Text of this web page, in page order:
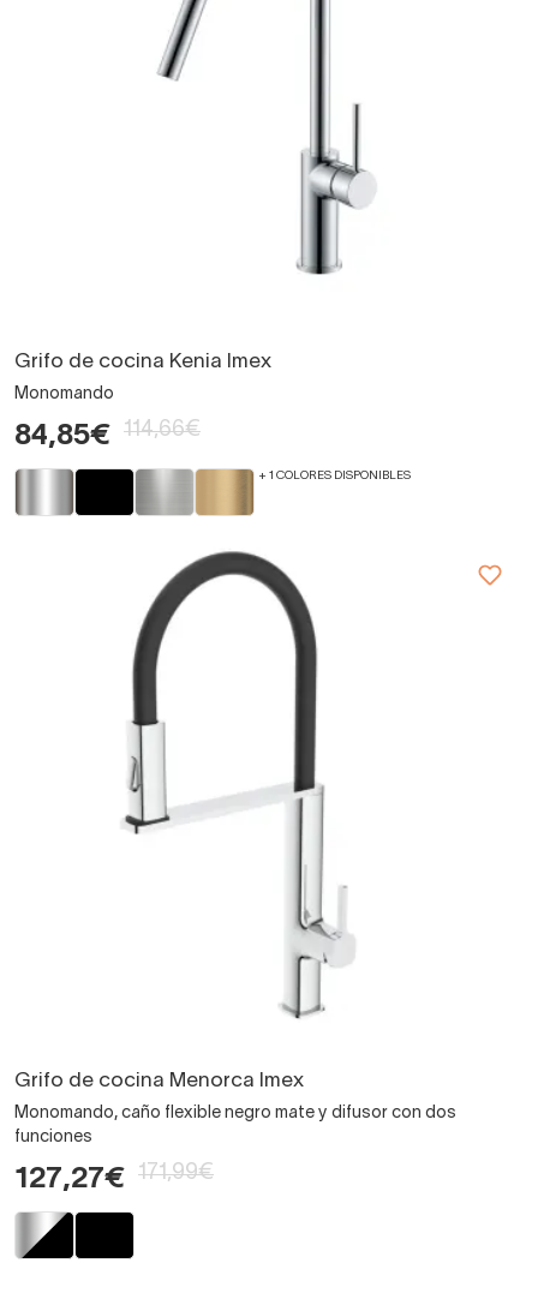
Grifo de cocina Kenia Imex
Monomando
84,85€ 114,66€
+ 1 COLORES DISPONIBLES
Grifo de cocina Menorca Imex
Monomando, caño flexible negro mate y difusor con dos
funciones
127,27€ 171,99€